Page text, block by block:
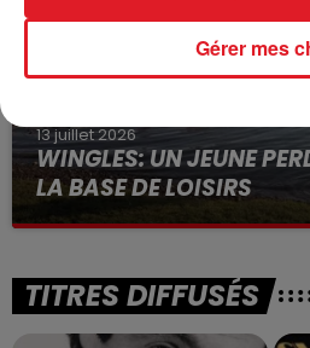
13 juillet 2026
WINGLES: UN JEUNE
LA BASE DE LOISIRS
La victime a coulé à pic
TITRES DIFFUSÉS
Gérer mes